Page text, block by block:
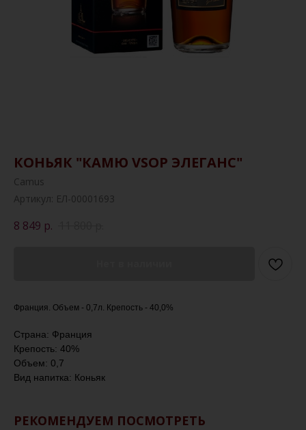
КОНЬЯК "КАМЮ VSOP ЭЛЕГАНС"
Camus
Артикул: ЕЛ-00001693
8 849 р.
Франция. Объем - 0,7л. Крепость - 40,0%
Страна: Франция
Крепость: 40%
Объем: 0,7
Вид напитка: Коньяк
РЕКОМЕНДУЕМ ПОСМОТРЕТЬ